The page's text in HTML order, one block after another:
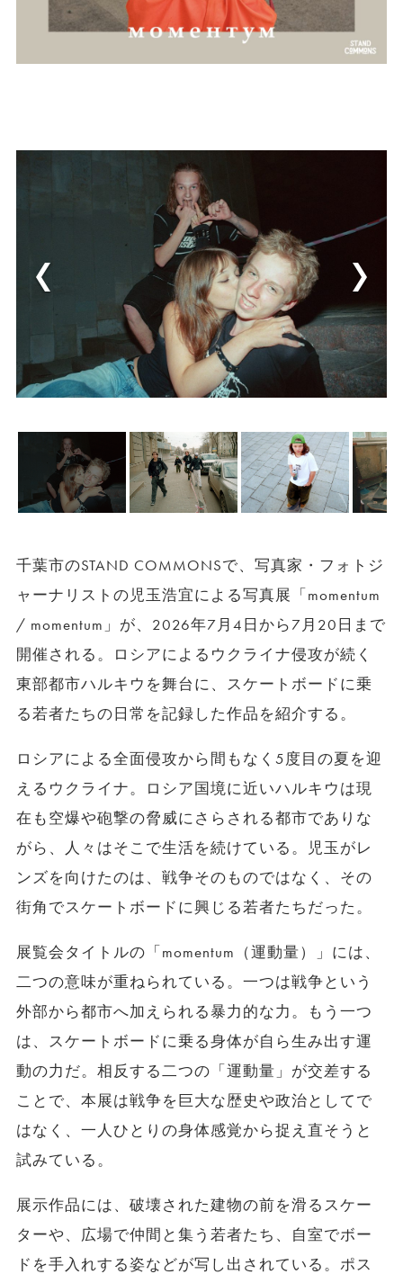
千葉市のSTAND COMMONSで、写真家・フォトジ
ャーナリストの児玉浩宜による写真展「momentum
/ momentum」が、2026年7月4日から7月20日まで
開催される。ロシアによるウクライナ侵攻が続く
東部都市ハルキウを舞台に、スケートボードに乗
る若者たちの日常を記録した作品を紹介する。
ロシアによる全面侵攻から間もなく5度目の夏を迎
えるウクライナ。ロシア国境に近いハルキウは現
在も空爆や砲撃の脅威にさらされる都市でありな
がら、人々はそこで生活を続けている。児玉がレ
ンズを向けたのは、戦争そのものではなく、その
街角でスケートボードに興じる若者たちだった。
展覧会タイトルの「momentum（運動量）」には、
二つの意味が重ねられている。一つは戦争という
外部から都市へ加えられる暴力的な力。もう一つ
は、スケートボードに乗る身体が自ら生み出す運
動の力だ。相反する二つの「運動量」が交差する
ことで、本展は戦争を巨大な歴史や政治としてで
はなく、一人ひとりの身体感覚から捉え直そうと
試みている。
展示作品には、破壊された建物の前を滑るスケー
ターや、広場で仲間と集う若者たち、自室でボー
ドを手入れする姿などが写し出されている。ポス